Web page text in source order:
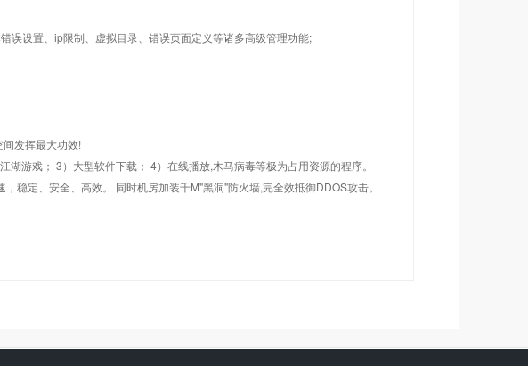
误设置、ip限制、虚拟目录、错误页面定义等诸多高级管理功能;
发挥最大功效!
游戏； 3）大型软件下载； 4）在线播放,木马病毒等极为占用资源的程序。
稳定、安全、高效。 同时机房加装千M"黑洞"防火墙,完全效抵御DDOS攻击。